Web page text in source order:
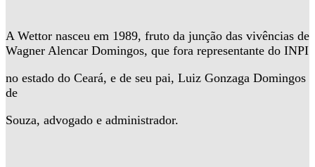
A Wettor nasceu em 1989, fruto da junção das vivências de
Wagner Alencar Domingos, que fora representante do INPI
no estado do Ceará, e de seu pai, Luiz Gonzaga Domingos
de
Souza, advogado e administrador.